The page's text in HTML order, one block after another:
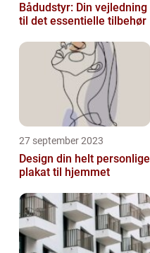
Bådudstyr: Din vejledning
til det essentielle tilbehør
27 september 2023
Design din helt personlige
plakat til hjemmet